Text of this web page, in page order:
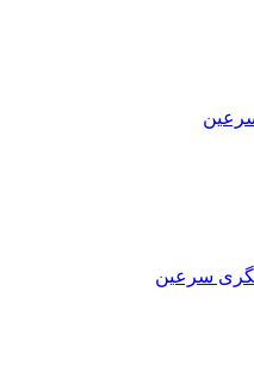
سرعین